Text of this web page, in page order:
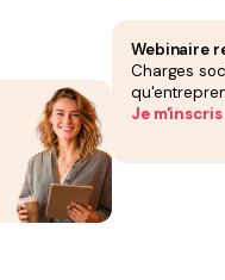
Webinaire
Charges
Je m'inscris
les actes de vandalisme ou
la responsabilité civile
à des clients, fournisseurs ou
société devra assumer seule
suite à une négligence : un mur
même les frais de réparation de
de stopper son activité s’il n’a pas